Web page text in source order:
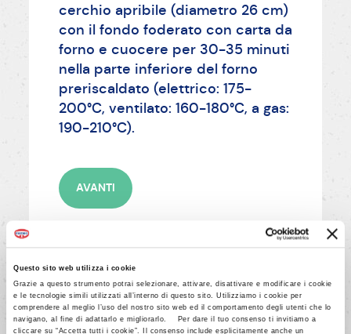
Questo sito web utilizza i cookie
Grazie a questo strumento potrai selezionare, attivare, disattivare e modificare i cookie
e le tecnologie simili utilizzati all’interno di questo sito. Utilizziamo i cookie per
comprendere al meglio l’uso del nostro sito web ed il comportamento degli utenti che lo
navigano, al fine di adattarlo e migliorarlo. Per dare il tuo consenso ti invitiamo a
cliccare su “Accetta tutti i cookie”. Il consenso include esplicitamente anche un
cerchio apribile (diametro 26 cm)
con il fondo foderato con carta da
forno e cuocere per 30-35 minuti
nella parte inferiore del forno
preriscaldato (elettrico: 175-
200°C, ventilato: 160-180°C, a gas:
190-210°C).
AVANTI
4/9